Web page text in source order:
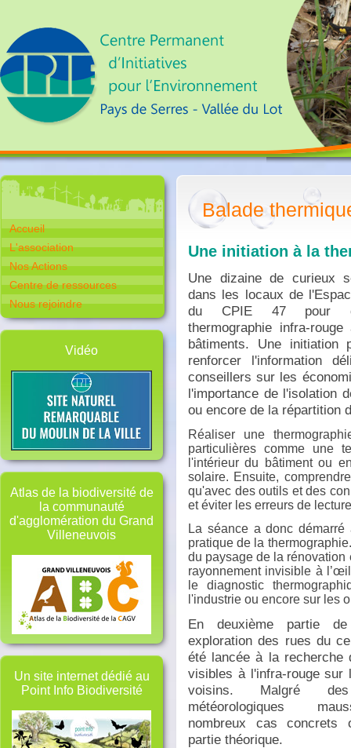
Accueil
L'association
Nos Actions
Centre de ressources
Nous rejoindre
Vidéo
Atlas de la biodiversité de
la communauté
d'agglomération du Grand
Villeneuvois
Un site internet dédié au
Point Info Biodiversité
Balade
Une initiation à la
Une dizaine de curieux
dans les locaux de
du CPIE 47 pour
thermographie infra-rouge
bâtiments. Une initiation
renforcer l'information
conseillers sur les
l'importance de l'isolation
ou encore de la répartition
Réaliser une
particulières comme une
l'intérieur du bâtiment ou
solaire. Ensuite,
qu'avec des outils et des
et éviter les erreurs de
La séance a donc
pratique de la
du paysage de la rénovation
rayonnement invisible à
le diagnostic
l'industrie ou encore sur les
En deuxième partie
exploration des rues du
été lancée à la recherche
visibles à l'infra-rouge sur
voisins. Malgré des
météorologiques
nombreux cas concrets
partie théorique.